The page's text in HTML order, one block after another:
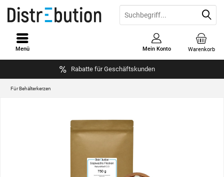
Rabatte für Geschäftskunden
Warenkorb
Mein Konto
Menü
Für Behälterkerzen